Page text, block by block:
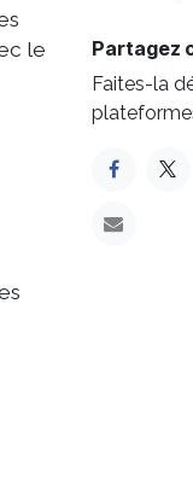
le
Partagez
Faites-la